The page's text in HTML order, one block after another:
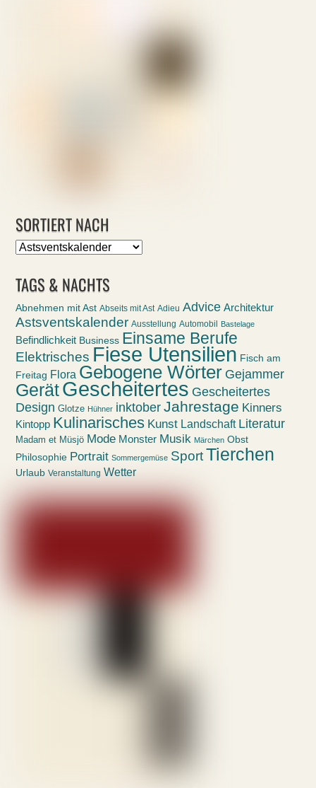
SORTIERT NACH
Sortiert
TAGS & NACHTS
Abnehmen mit Ast Abseits mit Ast Adieu Advice Architektur
Astsventskalender Ausstellung Automobil Bastelage
Befindlichkeit Business Einsame Berufe
Elektrisches Fiese Utensilien Fisch am
Freitag Flora Gebogene Wörter Gejammer
GerätGescheitertes Gescheitertes
Design Glotze Hühner inktober Jahrestage Kinners
Kintopp Kulinarisches Kunst Landschaft Literatur
Madam et Müsjö Mode Monster Musik Märchen Obst
Philosophie Portrait Sommergemüse Sport Tierchen
Urlaub Veranstaltung Wetter